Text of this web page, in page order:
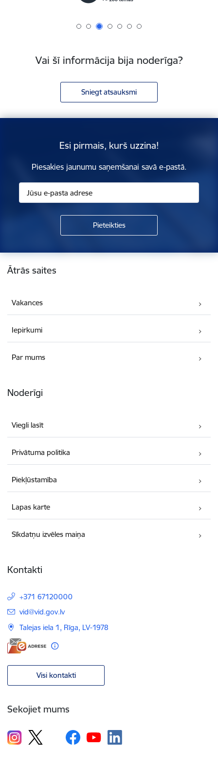
Vai šī informācija bija noderīga?
Sniegt atsauksmi
Esi pirmais, kurš uzzina!
Piesakies jaunumu saņemšanai savā e-pastā.
Kājene
Ātrās saites
Vakances
Iepirkumi
Par mums
Noderīgi
Viegli lasīt
Privātuma politika
Piekļūstamība
Lapas karte
Sīkdatņu izvēles maiņa
Kontakti
+371 67120000
E-pasts:
vid@vid.gov.lv
Talejas iela 1, Rīga, LV-1978
Visi kontakti
Sekojiet mums